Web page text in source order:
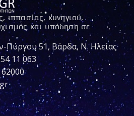
ιππασίας, κυνηγιού,
και υπόδηση σε
Πύργου 51, Βάρδα, Ν. Ηλείας
11 063